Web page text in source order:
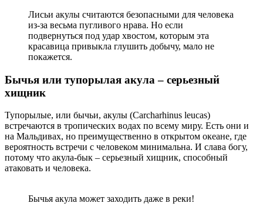
Лисьи акулы считаются безопасными для человека
из-за весьма пугливого нрава. Но если
подвернуться под удар хвостом, которым эта
красавица привыкла глушить добычу, мало не
покажется.
Бычья или тупорылая акула – серьезный
хищник
Тупорылые, или бычьи, акулы (Carcharhinus leucas)
встречаются в тропических водах по всему миру. Есть они и
на Мальдивах, но преимущественно в открытом океане, где
вероятность встречи с человеком минимальна. И слава богу,
потому что акула-бык – серьезный хищник, способный
атаковать и человека.
Бычья акула может заходить даже в реки!